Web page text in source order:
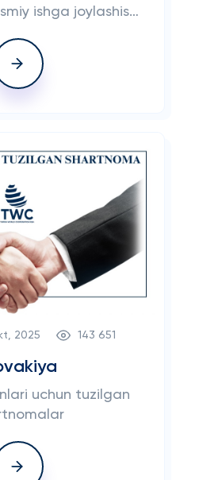
imkoniyatlari
ishga joylashish.
davlatlarda
viza imkoniyatlari.
2025 143 651
uchun tuzilgan